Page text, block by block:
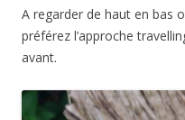
A regarder de haut en bas
préférez l’approche
avant.